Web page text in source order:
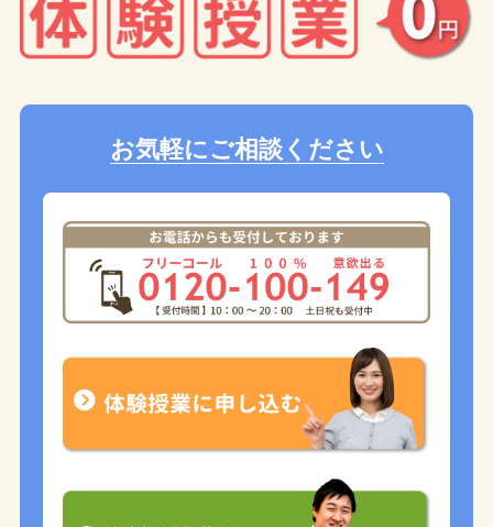
お気軽にご相談ください